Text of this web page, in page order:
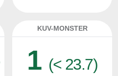
KUV-MONSTER
1 (< 23.7)